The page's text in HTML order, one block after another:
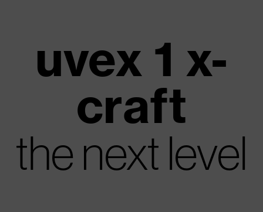
uvex 1 x-
craft
the next level